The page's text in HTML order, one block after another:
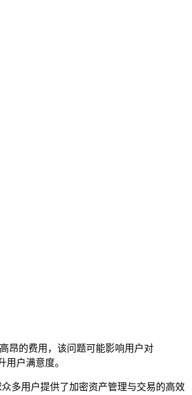
昂的费用，该问题可能影响用户对
户满意度。
多用户提供了加密资产管理与交易的高效